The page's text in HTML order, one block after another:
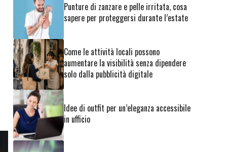
Punture di zanzare e pelle irritata, cosa
sapere per proteggersi durante l’estate
Come le attività locali possono
aumentare la visibilità senza dipendere
solo dalla pubblicità digitale
Idee di outfit per un’eleganza accessibile
in ufficio